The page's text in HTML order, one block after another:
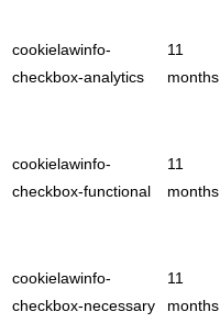
cookielawinfo-
checkbox-analytics
11
months
cookielawinfo-
checkbox-functional
11
months
cookielawinfo-
checkbox-necessary
11
months